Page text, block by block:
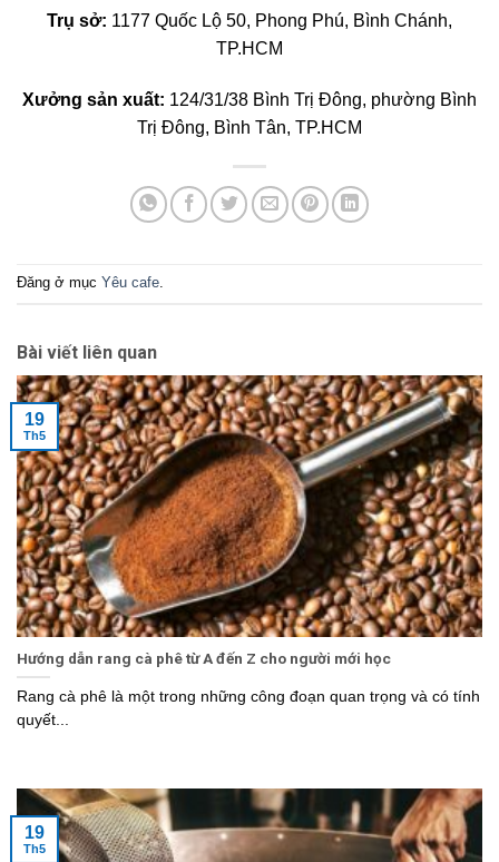
Trụ sở: 1177 Quốc Lộ 50, Phong Phú, Bình Chánh,
TP.HCM
Xưởng sản xuất: 124/31/38 Bình Trị Đông, phường Bình
Trị Đông, Bình Tân, TP.HCM
Đăng ở mục Yêu cafe.
Bài viết liên quan
Hướng dẫn rang cà phê từ A đến Z cho người mới học
Rang cà phê là một trong những công đoạn quan trọng và có tính
quyết...
19
Th5
19
Th5